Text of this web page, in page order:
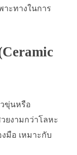
ะทางในการ
ขุ่นหรือ
ยงามกว่าโลหะ
มือ เหมาะกับ